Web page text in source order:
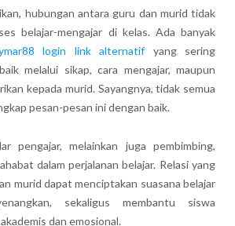
hubungan antara guru dan murid tidak
belajar-mengajar di kelas. Ada banyak
login link alternatifyang sering
melalui sikap, cara mengajar, maupun
kepada murid. Sayangnya, tidak semua
pesan-pesan ini dengan baik.
pengajar, melainkan juga pembimbing,
dalam perjalanan belajar. Relasi yang
murid dapat menciptakan suasana belajar
sekaligus membantu siswa
dan emosional.